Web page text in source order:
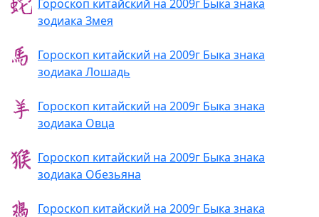
Гороскоп китайский на 2009г Быка знака
зодиака Змея
Гороскоп китайский на 2009г Быка знака
зодиака Лошадь
Гороскоп китайский на 2009г Быка знака
зодиака Овца
Гороскоп китайский на 2009г Быка знака
зодиака Обезьяна
Гороскоп китайский на 2009г Быка знака